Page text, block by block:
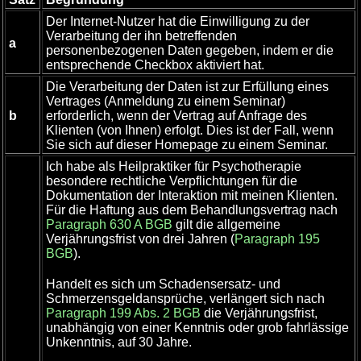
a
Der Internet-Nutzer hat die Einwilligung zu der
Verarbeitung der ihn betreffenden
personenbezogenen Daten gegeben, indem er die
entsprechende Checkbox aktiviert hat.
b
Die Verarbeitung der Daten ist zur Erfüllung eines
Vertrages (Anmeldung zu einem Seminar)
erforderlich, wenn der Vertrag auf Anfrage des
Klienten (von Ihnen) erfolgt. Dies ist der Fall, wenn
Sie sich auf dieser Homepage zu einem Seminar.
Ich habe als Heilpraktiker für Psychotherapie
besondere rechtliche Verpflichtungen für die
Dokumentation der Interaktion mit meinen Klienten.
Für die Haftung aus dem Behandlungsvertrag nach
Paragraph 630 A BGB gilt die allgemeine
Verjährungsfrist von drei Jahren (Paragraph 195
BGB).
Handelt es sich um Schadensersatz- und
Schmerzensgeldansprüche, verlängert sich nach
Paragraph 199 Abs. 2 BGB die Verjährungsfrist,
unabhängig von einer Kenntnis oder grob fahrlässige
Unkenntnis, auf 30 Jahre.